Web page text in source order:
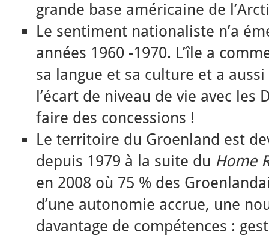
grande base américaine de
Le sentiment nationaliste n’a
années 1960 -1970. L’île a
sa langue et sa culture et a
l’écart de niveau de vie avec les
faire des concessions !
Le territoire du Groenland est
depuis 1979 à la suite du Home
en 2008 où 75 % des
d’une autonomie accrue, une
davantage de compétences :